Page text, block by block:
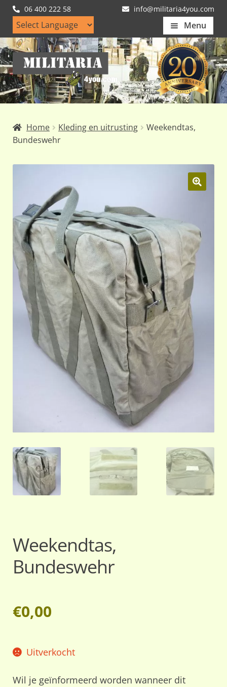
06 400 222 58 info@militaria4you.com
Menu
Home
Artikelen
Nieuws
Klantfotos
Ga
door
naar
navigatie
Ga
naar
de
inhoud
Home Kleding en uitrusting
Weekendtas,
Bundeswehr
Weekendtas,
Bundeswehr
€0,00
Uitverkocht
Wil je geïnformeerd worden wanneer dit